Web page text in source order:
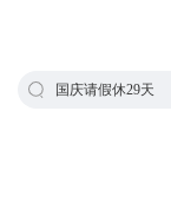
国庆请假休29天